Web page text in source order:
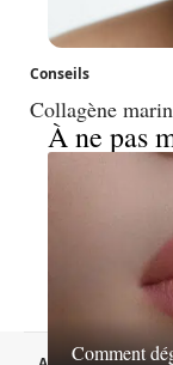
Conseils
Collagène
À ne pas
Comment